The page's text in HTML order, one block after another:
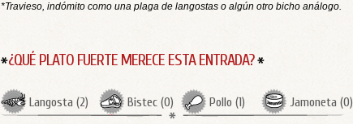
*Travieso, indómito como una plaga de langostas o algún otro bicho análogo.
¿QUÉ PLATO FUERTE MERECE ESTA ENTRADA?
Langosta (2) Bistec (0) Pollo (1) Jamoneta (0)